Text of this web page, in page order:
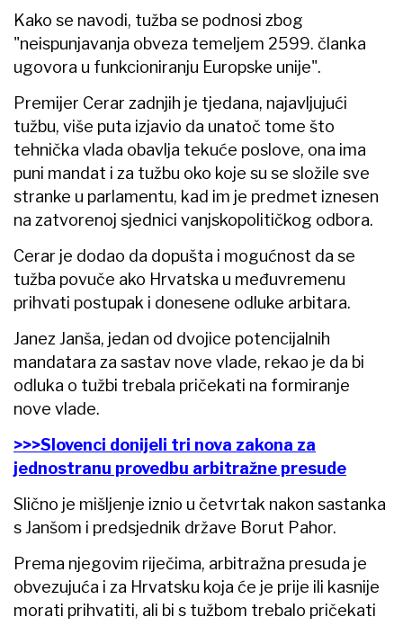
Kako se navodi, tužba se podnosi zbog
"neispunjavanja obveza temeljem 2599. članka
ugovora u funkcioniranju Europske unije".
Premijer Cerar zadnjih je tjedana, najavljujući
tužbu, više puta izjavio da unatoč tome što
tehnička vlada obavlja tekuće poslove, ona ima
puni mandat i za tužbu oko koje su se složile sve
stranke u parlamentu, kad im je predmet iznesen
na zatvorenoj sjednici vanjskopolitičkog odbora.
Cerar je dodao da dopušta i mogućnost da se
tužba povuče ako Hrvatska u međuvremenu
prihvati postupak i donesene odluke arbitara.
Janez Janša, jedan od dvojice potencijalnih
mandatara za sastav nove vlade, rekao je da bi
odluka o tužbi trebala pričekati na formiranje
nove vlade.
>>>Slovenci donijeli tri nova zakona za
jednostranu provedbu arbitražne presude
Slično je mišljenje iznio u četvrtak nakon sastanka
s Janšom i predsjednik države Borut Pahor.
Prema njegovim riječima, arbitražna presuda je
obvezujuća i za Hrvatsku koja će je prije ili kasnije
morati prihvatiti, ali bi s tužbom trebalo pričekati